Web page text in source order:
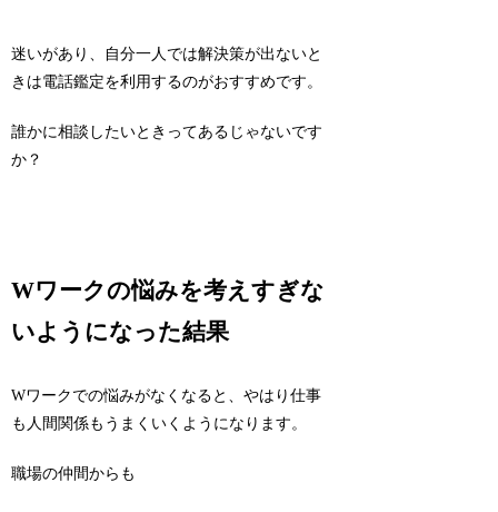
迷いがあり、自分一人では解決策が出ないと
きは電話鑑定を利用するのがおすすめです。
誰かに相談したいときってあるじゃないです
か？
Wワークの悩みを考えすぎな
いようになった結果
Wワークでの悩みがなくなると、やはり仕事
も人間関係もうまくいくようになります。
職場の仲間からも